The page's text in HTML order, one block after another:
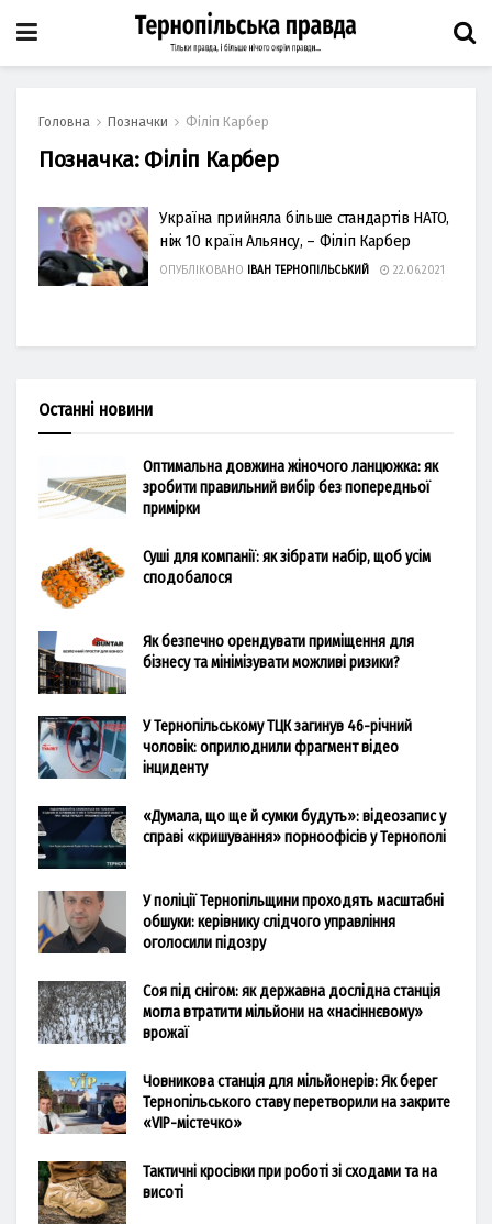
Головна Позначки Філіп Карбер
Позначка: Філіп Карбер
Україна прийняла більше стандартів НАТО,
ніж 10 країн Альянсу, – Філіп Карбер
ОПУБЛІКОВАНО ІВАН ТЕРНОПІЛЬСЬКИЙ 22.06.2021
Останні новини
Оптимальна довжина жіночого ланцюжка: як
зробити правильний вибір без попередньої
примірки
Суші для компанії: як зібрати набір, щоб усім
сподобалося
Як безпечно орендувати приміщення для
бізнесу та мінімізувати можливі ризики?
У Тернопільському ТЦК загинув 46-річний
чоловік: оприлюднили фрагмент відео
інциденту
«Думала, що ще й сумки будуть»: відеозапис у
справі «кришування» порноофісів у Тернополі
У поліції Тернопільщини проходять масштабні
обшуки: керівнику слідчого управління
оголосили підозру
Соя під снігом: як державна дослідна станція
могла втратити мільйони на «насіннєвому»
врожаї
Човникова станція для мільйонерів: Як берег
Тернопільського ставу перетворили на закрите
«VIP-містечко»
Тактичні кросівки при роботі зі сходами та на
висоті